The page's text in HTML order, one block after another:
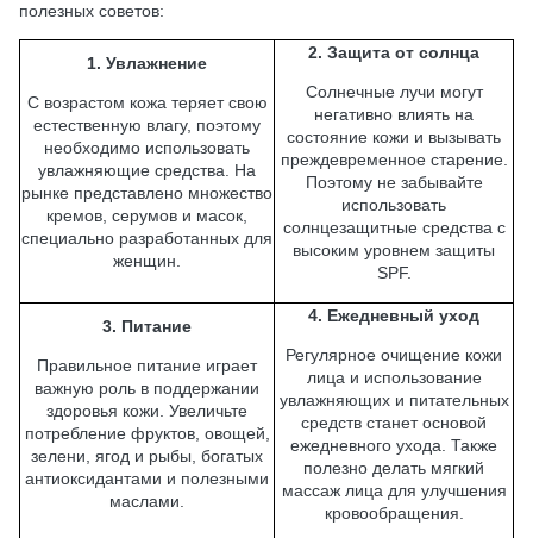
полезных советов:
1. Увлажнение
С возрастом кожа теряет свою
естественную влагу, поэтому
необходимо использовать
увлажняющие средства. На
рынке представлено множество
кремов, серумов и масок,
специально разработанных для
женщин.
2. Защита от солнца
Солнечные лучи могут
негативно влиять на
состояние кожи и вызывать
преждевременное старение.
Поэтому не забывайте
использовать
солнцезащитные средства с
высоким уровнем защиты
SPF.
3. Питание
Правильное питание играет
важную роль в поддержании
здоровья кожи. Увеличьте
потребление фруктов, овощей,
зелени, ягод и рыбы, богатых
антиоксидантами и полезными
маслами.
4. Ежедневный уход
Регулярное очищение кожи
лица и использование
увлажняющих и питательных
средств станет основой
ежедневного ухода. Также
полезно делать мягкий
массаж лица для улучшения
кровообращения.